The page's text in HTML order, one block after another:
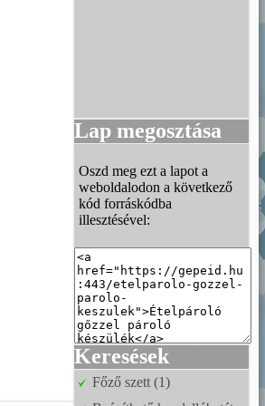
Lap megosztása
Oszd meg ezt a lapot a
weboldalodon a következő
kód forráskódba
illesztésével:
Keresések
Főző szett (1)